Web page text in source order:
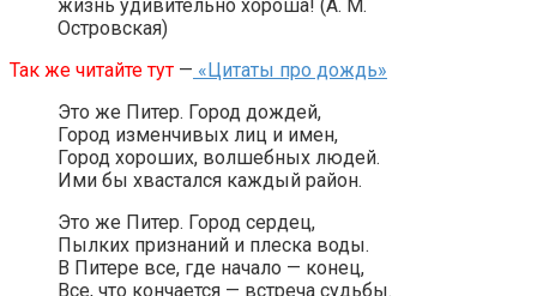
жизнь удивительно хороша! (А. М.
Островская)
Так же читайте тут — «Цитаты про дождь»
Это же Питер. Город дождей,
Город изменчивых лиц и имен,
Город хороших, волшебных людей.
Ими бы хвастался каждый район.
Это же Питер. Город сердец,
Пылких признаний и плеска воды.
В Питере все, где начало — конец,
Все, что кончается — встреча судьбы.